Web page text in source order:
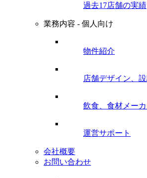
過去17店舗の実績
業務内容 - 個人向け
物件紹介
店舗デザイン、
飲食、食材メー
運営サポート
会社概要
お問い合わせ